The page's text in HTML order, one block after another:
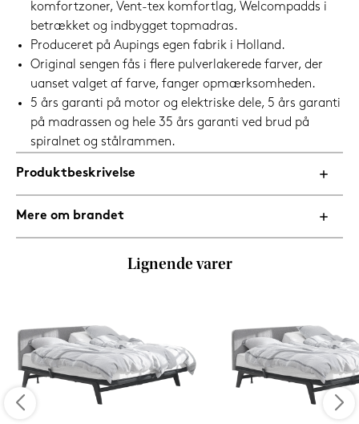
komfortzoner, Vent-tex komfortlag, Welcompadds i
betrækket og indbygget topmadras.
Produceret på Aupings egen fabrik i Holland.
Original sengen fås i flere pulverlakerede farver, der
uanset valget af farve, fanger opmærksomheden.
5 års garanti på motor og elektriske dele, 5 års garanti
på madrassen og hele 35 års garanti ved brud på
spiralnet og stålrammen.
Produktbeskrivelse
Mere om brandet
Lignende varer